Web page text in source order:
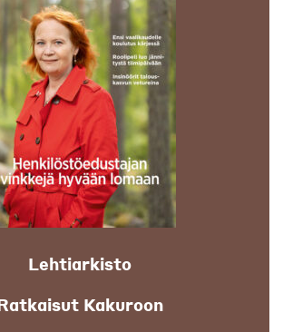
Lehtiarkisto
Kakuroon